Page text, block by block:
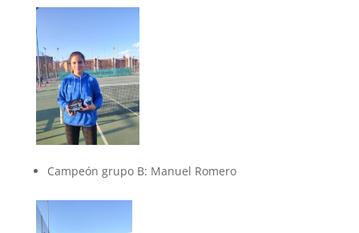
Campeón grupo B: Manuel Romero